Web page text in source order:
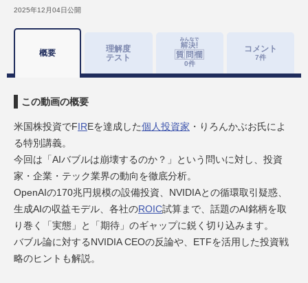
2025年12月04日公開
概要
理解度
テスト
0件
コメント
7件
この動画の概要
米国株投資でFIREを達成した個人投資家 ・りろんかぶお氏によ
る特別講義。
今回は「AIバブルは崩壊するのか？」という問いに対し、投資
家・企業・テック業界の動向を徹底分析。
OpenAIの170兆円規模の設備投資、NVIDIAとの循環取引疑惑、
生成AIの収益モデル、各社のROIC試算まで、話題のAI銘柄を取
り巻く「実態」と「期待」のギャップに鋭く切り込みます。
バブル論に対するNVIDIA CEOの反論や、ETFを活用した投資戦
略のヒントも解説。